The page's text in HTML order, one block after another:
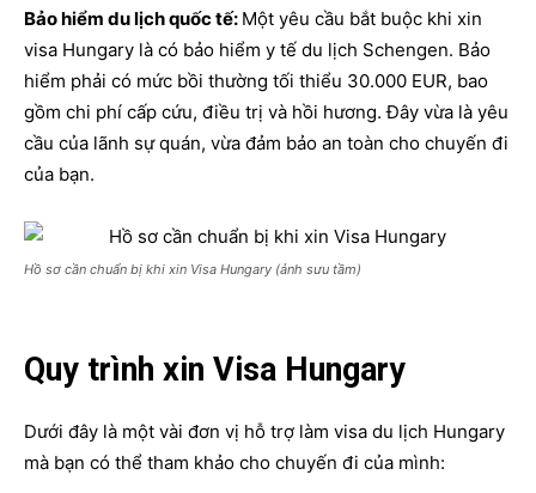
Bảo hiểm du lịch quốc tế: Một yêu cầu bắt buộc khi xin
visa Hungary là có bảo hiểm y tế du lịch Schengen. Bảo
hiểm phải có mức bồi thường tối thiểu 30.000 EUR, bao
gồm chi phí cấp cứu, điều trị và hồi hương. Đây vừa là yêu
cầu của lãnh sự quán, vừa đảm bảo an toàn cho chuyến đi
của bạn.
Hồ sơ cần chuẩn bị khi xin Visa Hungary (ảnh sưu tầm)
Quy trình xin Visa Hungary
Dưới đây là một vài đơn vị hỗ trợ làm visa du lịch Hungary
mà bạn có thể tham khảo cho chuyến đi của mình: